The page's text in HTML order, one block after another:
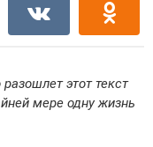
этот текст
мере одну жизнь